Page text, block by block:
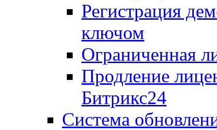
Регистрация
ключом
Ограниченная
Продление
Битрикс24
Система